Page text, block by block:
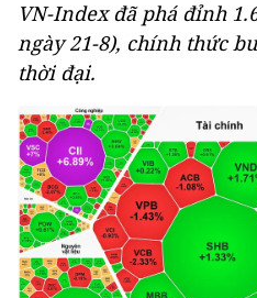
VN-Index đã phá đỉnh
ngày 21-8), chính thức
thời đại.